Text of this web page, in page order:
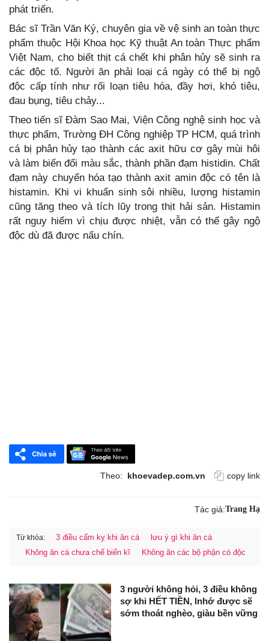
phát triển.
Bác sĩ Trần Văn Ký, chuyên gia về vệ sinh an toàn thực
phẩm thuộc Hội Khoa học Kỹ thuật An toàn Thực phẩm
Việt Nam, cho biết thịt cá chết khi phân hủy sẽ sinh ra
các độc tố. Người ăn phải loại cá ngày có thể bị ngộ
độc cấp tính như rối loạn tiêu hóa, đầy hơi, khó tiêu,
đau bụng, tiêu chảy...
Theo tiến sĩ Đàm Sao Mai, Viện Công nghệ sinh học và
thực phẩm, Trường ĐH Công nghiệp TP HCM, quá trình
cá bị phân hủy tạo thành các axit hữu cơ gây mùi hôi
và làm biến đổi màu sắc, thành phần đạm histidin. Chất
đạm này chuyển hóa tạo thành axit amin độc có tên là
histamin. Khi vi khuẩn sinh sôi nhiều, lượng histamin
cũng tăng theo và tích lũy trong thịt hải sản. Histamin
rất nguy hiểm vì chịu được nhiệt, vẫn có thể gây ngộ
độc dù đã được nấu chín.
Theo: khoevadep.com.vn copy link
Tác giả:Trang Hạ
Từ khóa: 3 điều cấm kỵ khi ăn cá
lưu ý gì khi ăn cá
Không ăn cá chưa chế biến kĩ
Không ăn các bộ phận có độc
3 người không hỏi, 3 điều không
sợ khi HẾT TIỀN, lnhớ được sẽ
sớm thoát nghèo, giàu bền vững